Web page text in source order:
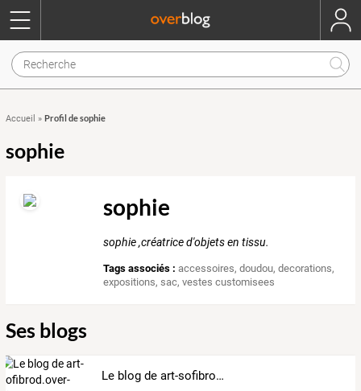
Accueil » Profil de sophie
sophie
sophie
sophie ,créatrice d'objets en tissu.
Tags associés : accessoires,doudou,decorations,
expositions,sac,vestes customisees
Ses blogs
Le blog de art-sofibrod.over-blog.com